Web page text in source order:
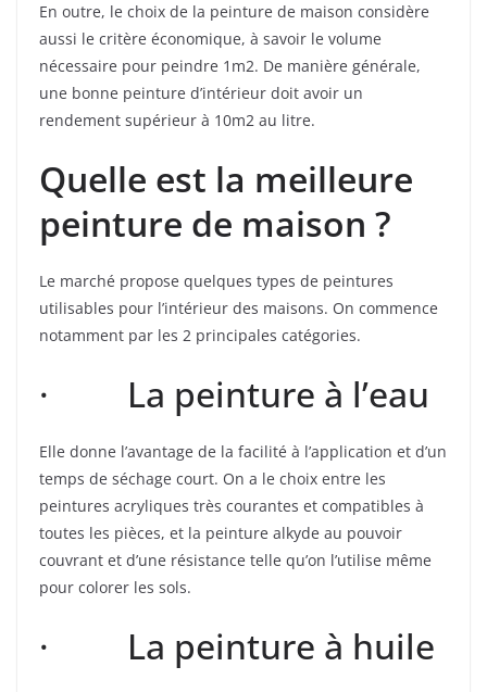
En outre, le choix de la peinture de maison considère
aussi le critère économique, à savoir le volume
nécessaire pour peindre 1m2. De manière générale,
une bonne peinture d’intérieur doit avoir un
rendement supérieur à 10m2 au litre.
Quelle est la meilleure
peinture de maison ?
Le marché propose quelques types de peintures
utilisables pour l’intérieur des maisons. On commence
notamment par les 2 principales catégories.
· La peinture à l’eau
Elle donne l’avantage de la facilité à l’application et d’un
temps de séchage court. On a le choix entre les
peintures acryliques très courantes et compatibles à
toutes les pièces, et la peinture alkyde au pouvoir
couvrant et d’une résistance telle qu’on l’utilise même
pour colorer les sols.
· La peinture à huile